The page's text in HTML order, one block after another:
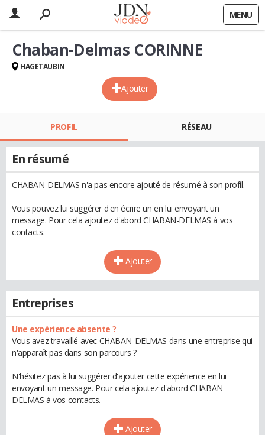
MENU
Ajouter
Chaban-Delmas CORINNE
HAGETAUBIN
PROFIL RÉSEAU
En résumé
CHABAN-DELMAS n'a pas encore ajouté de résumé à son profil.
Vous pouvez lui suggérer d'en écrire un en lui envoyant un
message. Pour cela ajoutez d'abord CHABAN-DELMAS à vos
contacts.
Ajouter
Entreprises
Une expérience absente ?
Vous avez travaillé avec CHABAN-DELMAS dans une entreprise qui
n'apparaît pas dans son parcours ?
N'hésitez pas à lui suggérer d'ajouter cette expérience en lui
envoyant un message. Pour cela ajoutez d'abord CHABAN-
DELMAS à vos contacts.
Ajouter